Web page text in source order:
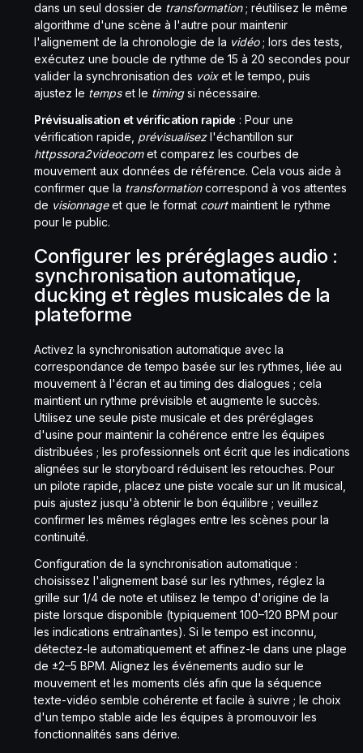
dans un seul dossier de transformation; réutilisez le même
algorithme d'une scène à l'autre pour maintenir
l'alignement de la chronologie de la vidéo; lors des tests,
exécutez une boucle de rythme de 15 à 20 secondes pour
valider la synchronisation des voixet le tempo, puis
ajustez le tempset le timingsi nécessaire.
Prévisualisation et vérification rapide : Pour une
vérification rapide, prévisualisezl'échantillon sur
httpssora2videocomet comparez les courbes de
mouvement aux données de référence. Cela vous aide à
confirmer que la transformationcorrespond à vos attentes
de visionnageet que le format courtmaintient le rythme
pour le public.
Configurer les préréglages audio :
synchronisation automatique,
ducking et règles musicales de la
plateforme
Activez la synchronisation automatique avec la
correspondance de tempo basée sur les rythmes, liée au
mouvement à l'écran et au timing des dialogues ; cela
maintient un rythme prévisible et augmente le succès.
Utilisez une seule piste musicale et des préréglages
d'usine pour maintenir la cohérence entre les équipes
distribuées ; les professionnels ont écrit que les indications
alignées sur le storyboard réduisent les retouches. Pour
un pilote rapide, placez une piste vocale sur un lit musical,
puis ajustez jusqu'à obtenir le bon équilibre ; veuillez
confirmer les mêmes réglages entre les scènes pour la
continuité.
Configuration de la synchronisation automatique :
choisissez l'alignement basé sur les rythmes, réglez la
grille sur 1/4 de note et utilisez le tempo d'origine de la
piste lorsque disponible (typiquement 100–120 BPM pour
les indications entraînantes). Si le tempo est inconnu,
détectez-le automatiquement et affinez-le dans une plage
de ±2–5 BPM. Alignez les événements audio sur le
mouvement et les moments clés afin que la séquence
texte-vidéo semble cohérente et facile à suivre ; le choix
d'un tempo stable aide les équipes à promouvoir les
fonctionnalités sans dérive.